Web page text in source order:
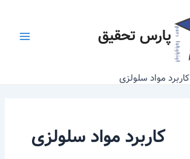
پارس تحقیق
کاربرد مواد سلولزی
کاربرد مواد سلولزی